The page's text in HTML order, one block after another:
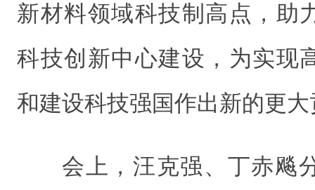
新材料领域科技制高点，助
科技创新中心建设，为实现
和建设科技强国作出新的更
会上，汪克强、丁赤飚